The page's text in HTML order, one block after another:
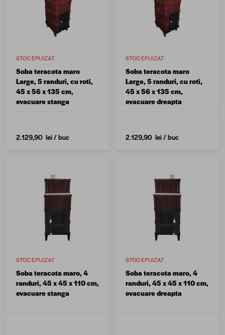
STOC EPUIZAT
Soba teracota maro
Large, 5 randuri, cu roti,
45 x 56 x 135 cm,
evacuare stanga
2.129,90 lei/ buc
STOC EPUIZAT
Soba teracota maro
Large, 5 randuri, cu roti,
45 x 56 x 135 cm,
evacuare dreapta
2.129,90 lei/ buc
STOC EPUIZAT
Soba teracota maro, 4
randuri, 45 x 45 x 110 cm,
evacuare stanga
STOC EPUIZAT
Soba teracota maro, 4
randuri, 45 x 45 x 110 cm,
evacuare dreapta